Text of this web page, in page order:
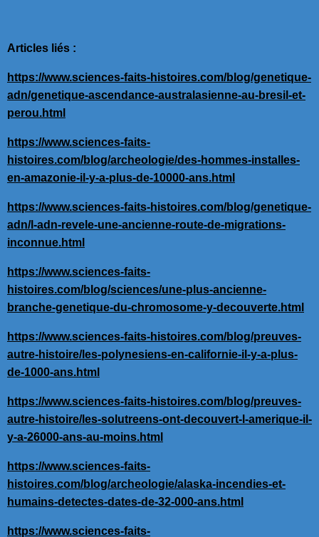
Articles liés :
https://www.sciences-faits-histoires.com/blog/genetique-
adn/genetique-ascendance-australasienne-au-bresil-et-
perou.html
https://www.sciences-faits-
histoires.com/blog/archeologie/des-hommes-installes-
en-amazonie-il-y-a-plus-de-10000-ans.html
https://www.sciences-faits-histoires.com/blog/genetique-
adn/l-adn-revele-une-ancienne-route-de-migrations-
inconnue.html
https://www.sciences-faits-
histoires.com/blog/sciences/une-plus-ancienne-
branche-genetique-du-chromosome-y-decouverte.html
https://www.sciences-faits-histoires.com/blog/preuves-
autre-histoire/les-polynesiens-en-californie-il-y-a-plus-
de-1000-ans.html
https://www.sciences-faits-histoires.com/blog/preuves-
autre-histoire/les-solutreens-ont-decouvert-l-amerique-il-
y-a-26000-ans-au-moins.html
https://www.sciences-faits-
histoires.com/blog/archeologie/alaska-incendies-et-
humains-detectes-dates-de-32-000-ans.html
https://www.sciences-faits-